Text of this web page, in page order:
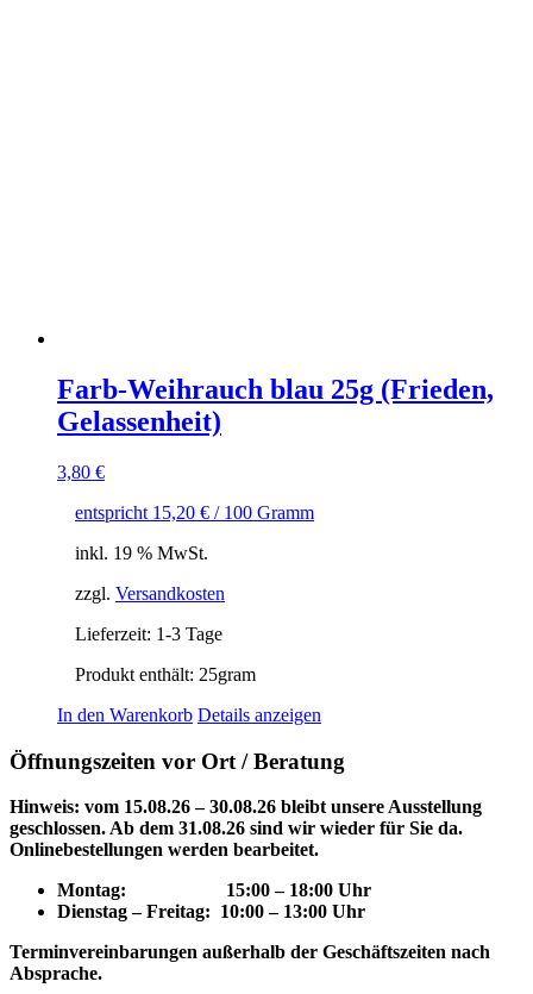
Farb-Weihrauch blau 25g (Frieden,
Gelassenheit)
3,80 €
entspricht 15,20 € / 100 Gramm
inkl. 19 % MwSt.
zzgl. Versandkosten
Lieferzeit: 1-3 Tage
Produkt enthält: 25gram
In den Warenkorb Details anzeigen
Öffnungszeiten vor Ort / Beratung
Hinweis: vom 15.08.26 – 30.08.26 bleibt unsere Ausstellung
geschlossen. Ab dem 31.08.26 sind wir wieder für Sie da.
Onlinebestellungen werden bearbeitet.
Montag: 15:00 – 18:00 Uhr
Dienstag – Freitag: 10:00 – 13:00 Uhr
Terminvereinbarungen außerhalb der Geschäftszeiten nach
Absprache.